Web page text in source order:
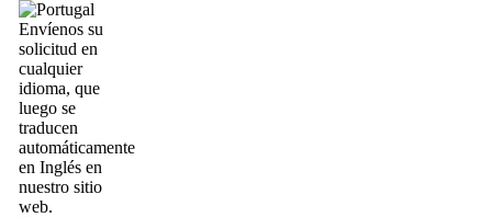
Envíenos su
solicitud en
cualquier
idioma, que
luego se
traducen
automáticamente
en Inglés en
nuestro sitio
web.